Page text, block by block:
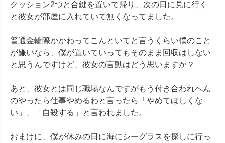
クッション2つと合鍵を置いて帰り、次の日に見に行く
と彼女が部屋に入れていて無くなってました。
普通金輪際かかわってこんといてと言うくらい僕のこと
が嫌いなら、僕が置いていってもそのまま回収はしない
と思うんですけど、彼女の言動はどう思いますか？
あと、彼女とは同じ職場なんですがもう付き合われへん
のやったら仕事やめるわと言ったら「やめてほしくな
い」、「自殺する」と言われました。
おまけに、僕が休みの日に海にシーグラスを探しに行っ